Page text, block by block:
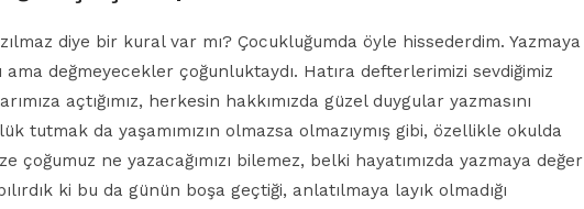
diye bir kural var mı? Çocukluğumda öyle hissederdim. Yazmaya
değmeyecekler çoğunluktaydı. Hatıra defterlerimizi sevdiğimiz
açtığımız, herkesin hakkımızda güzel duygular yazmasını
tutmak da yaşamımızın olmazsa olmazıymış gibi, özellikle okulda
çoğumuz ne yazacağımızı bilemez, belki hayatımızda yazmaya değer
ki bu da günün boşa geçtiği, anlatılmaya layık olmadığı